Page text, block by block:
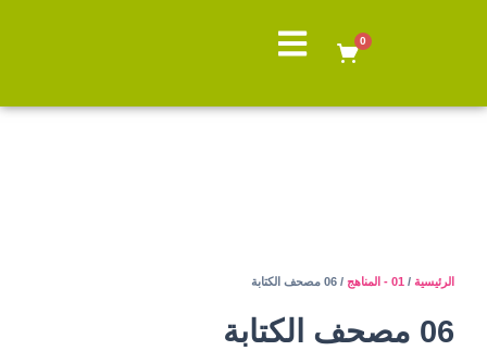
0
الرئيسية / 01 - المناهج / 06 مصحف الكتابة
06 مصحف الكتابة